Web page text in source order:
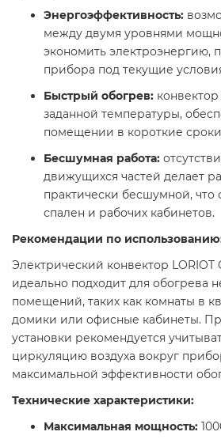
Энергоэффективность:
между двумя уровнями
экономить электроэнергию,
прибора под текущие
Быстрый обогрев:
заданной температуры,
помещении в короткие
Бесшумная работа:
движущихся частей делает
практически бесшумной, что
спален и рабочих кабинетов.​
Рекомендации по
Электрический конвектор LORIOT
идеально подходит для обогрева
помещений, таких как комнаты в
домики или офисные кабинеты.
установки рекомендуется
циркуляцию воздуха вокруг
максимальной эффективности
Технические характеристики:
Максимальная мощность: